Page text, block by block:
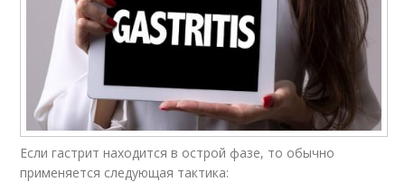
Если гастрит находится в острой фазе, то обычно
применяется следующая тактика: